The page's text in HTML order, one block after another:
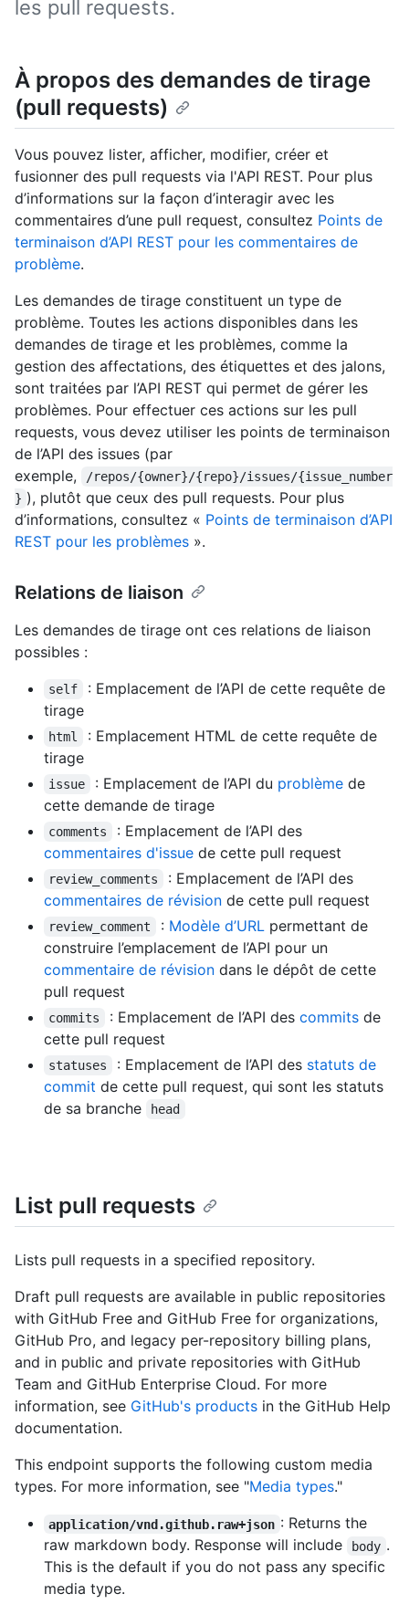
les pull requests.
À propos des demandes de tirage
(pull requests)
Vous pouvez lister, afficher, modifier, créer et
fusionner des pull requests via l'API REST. Pour plus
d’informations sur la façon d’interagir avec les
commentaires d’une pull request, consultez Points de
terminaison d’API REST pour les commentaires de
problème.
Les demandes de tirage constituent un type de
problème. Toutes les actions disponibles dans les
demandes de tirage et les problèmes, comme la
gestion des affectations, des étiquettes et des jalons,
sont traitées par l’API REST qui permet de gérer les
problèmes. Pour effectuer ces actions sur les pull
requests, vous devez utiliser les points de terminaison
de l’API des issues (par
exemple,
/repos/{owner}/{repo}/issues/{issue_number
} ), plutôt que ceux des pull requests. Pour plus
d’informations, consultez « Points de terminaison d’API
REST pour les problèmes ».
Relations de liaison
Les demandes de tirage ont ces relations de liaison
possibles :
self
: Emplacement de l’API de cette requête de
tirage
html
: Emplacement HTML de cette requête de
tirage
issue : Emplacement de l’API du problèmede
cette demande de tirage
comments
: Emplacement de l’API des
commentaires d'issue de cette pull request
review_comments
: Emplacement de l’API des
commentaires de révision de cette pull request
review_comment : Modèle d’URLpermettant de
construire l’emplacement de l’API pour un
commentaire de révision dans le dépôt de cette
pull request
commits : Emplacement de l’API des commitsde
cette pull request
statuses : Emplacement de l’API des statuts de
commit de cette pull request, qui sont les statuts
de sa branche
head
List pull requests
Lists pull requests in a specified repository.
Draft pull requests are available in public repositories
with GitHub Free and GitHub Free for organizations,
GitHub Pro, and legacy per-repository billing plans,
and in public and private repositories with GitHub
Team and GitHub Enterprise Cloud. For more
information, see GitHub's products in the GitHub Help
documentation.
This endpoint supports the following custom media
types. For more information, see "Media types."
application/vnd.github.raw+json : Returns the
raw markdown body. Response will include
body .
This is the default if you do not pass any specific
media type.